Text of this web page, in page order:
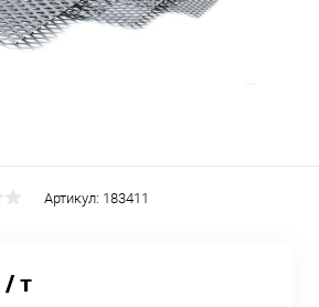
Артикул: 183411
/ т